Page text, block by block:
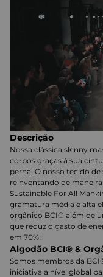
Descrição
Nossa clássica skinny
corpos graças à sua
perna. O nosso tecido
reinventando de
Sustainable For All
gramatura média e alta
orgânico BCI® além de
que reduz o gasto de
em 70%!
Algodão BCI® &
Somos membros da
iniciativa a nível global